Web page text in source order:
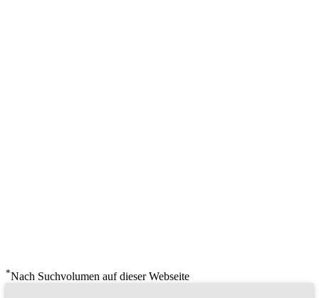
*Nach Suchvolumen auf dieser Webseite